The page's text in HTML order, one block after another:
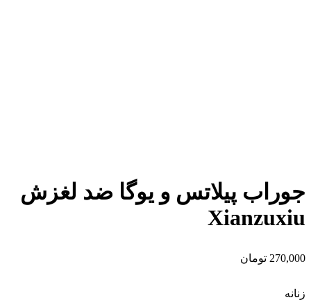
جوراب پیلاتس و یوگا ضد لغزش
Xianzuxiu
270,000 تومان
زنانه